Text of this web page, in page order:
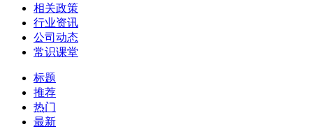
相关政策
行业资讯
公司动态
常识课堂
标题
推荐
热门
最新